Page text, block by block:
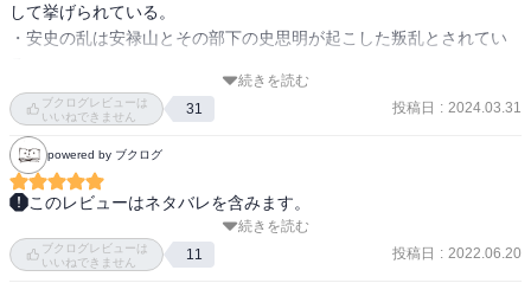
して挙げられている。
・安史の乱は安禄山とその部下の史思明が起こした叛乱とされてい
その程度の知識しかありませんが本書を手にしました。
物語の主人公達は【安史の乱】の中心にいた人達ではなく【安史の
乱】の影響を受ける地方の人々の話です。
主人公の張永は平原の武官、妹の張采春は危なっかしいけど　そこ
続きを読む
ブクログレビューは
いいねできません
31 投稿日 : 2024.03.31
powered by ブクログ
このレビューはネタバレを含みます。
実は文庫化する前の単行本が積読になってまして。
続きを読む
ブクログレビューは
いいねできません
11 投稿日 : 2022.06.20